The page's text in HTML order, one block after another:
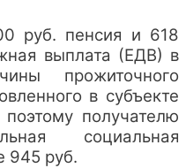
руб. пенсия и 618
выплата (ЕДВ) в
прожиточного
в субъекте
получателю
социальная
945 руб.